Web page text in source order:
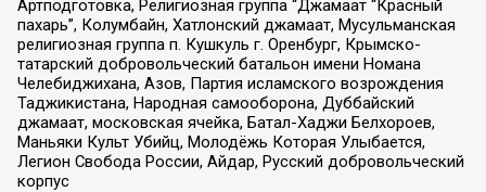
Артподготовка, Религиозная группа “Джамаат “Красный
пахарь”, Колумбайн, Хатлонский джамаат, Мусульманская
религиозная группа п. Кушкуль г. Оренбург, Крымско-
татарский добровольческий батальон имени Номана
Челебиджихана, Азов, Партия исламского возрождения
Таджикистана, Народная самооборона, Дуббайский
джамаат, московская ячейка, Батал-Хаджи Белхороев,
Маньяки Культ Убийц, Молодёжь Которая Улыбается,
Легион Свобода России, Айдар, Русский добровольческий
корпус